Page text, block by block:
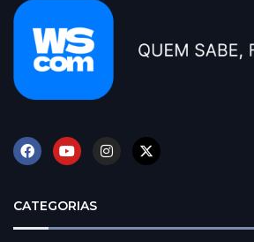
CATEGORIAS